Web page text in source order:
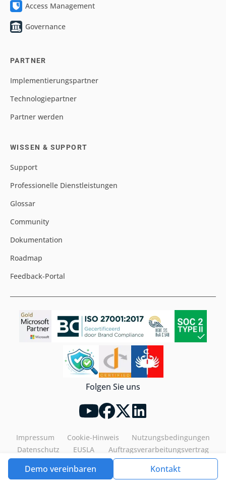
Demo vereinbaren Kontakt
Access Management
Governance
PARTNER
Implementierungspartner
Technologiepartner
Partner werden
WISSEN & SUPPORT
Support
Professionelle Dienstleistungen
Glossar
Community
Dokumentation
Roadmap
Feedback-Portal
Folgen Sie uns
Impressum Cookie-Hinweis
Nutzungsbedingungen
Datenschutz
EUSLA Auftragsverarbeitungsvertrag
Tools4ever©2026. All rights reserved.